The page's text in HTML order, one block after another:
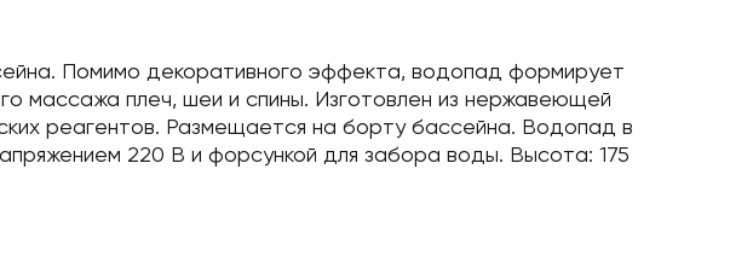
Помимо декоративного эффекта, водопад формирует
массажа плеч, шеи и спины. Изготовлен из нержавеющей
реагентов. Размещается на борту бассейна. Водопад в
220 В и форсункой для забора воды. Высота: 175